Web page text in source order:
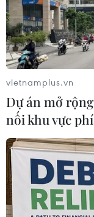
vietnamplus.vn
Dự án mở
nối khu vực